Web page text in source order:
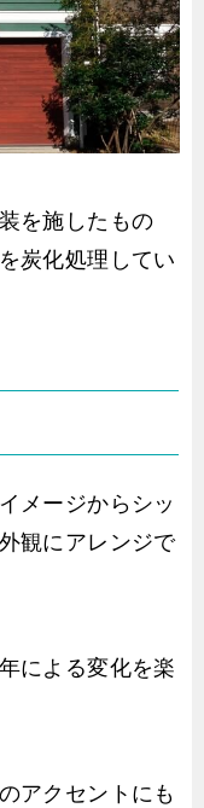
を施したもの
炭化処理してい
メージからシッ
観にアレンジで
による変化を楽
アクセントにも